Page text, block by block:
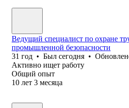
Ведущий специалист по охране
промышленной безопасности
31 год • Был сегодня •
Активно ищет работу
Общий опыт
10 лет 3 месяца